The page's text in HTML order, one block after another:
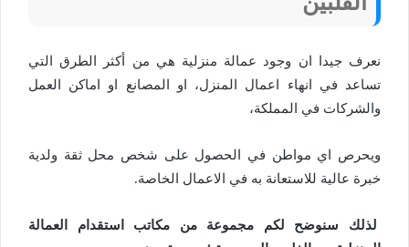
نعرف جيدا ان وجود عمالة منزلية هي من أكثر الطرق التي
تساعد في انهاء اعمال المنزل، او المصانع او اماكن العمل
والشركات في المملكة،
ويحرص اي مواطن في الحصول على شخص محل ثقة ولدية
خبرة عالية للاستعانة به في الاعمال الخاصة.
لذلك سنوضح لكم مجموعة من مكاتب استقدام العمالة